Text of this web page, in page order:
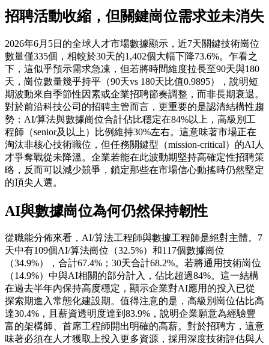
招聘活動收縮，但關鍵崗位需求並未消失
2026年6月5日的全球人才市場數據顯示，近7天關鍵技術崗位
數量僅335個，相較於30天的1,402個大幅下降73.6%。乍看之
下，這似乎預示需求急凍，但若將時間維度拉長至90天與180
天，崗位數量幾乎持平（90天vs 180天比值0.9895），說明短
期波動來自季節性因素或企業招聘節奏調整，而非長期衰退。
對於前沿科技公司的招聘主管而言，更重要的是認清結構性趨
勢：AI/算法與數據崗位合計佔比穩定在84%以上，高級別工
程師（senior及以上）比例維持30%左右。這意味著市場正在
淘汰非核心技術職位，但任務關鍵型（mission-critical）的AI人
才爭奪戰從未降溫。企業若能在此波動期堅持高確定性招聘策
略，反而可以減少競爭，鎖定那些在市場信心動搖時仍然堅定
的頂尖人選。
AI與數據崗位為何仍然保持韌性
從職能分佈來看，AI/算法工程師與數據工程師是絕對主體。7
天中有109個AI/算法崗位（32.5%）和117個數據崗位
（34.9%），合計67.4%；30天合計68.2%。若將通用技術崗位
（14.9%）中與AI相關的部分計入，佔比超過84%。這一結構
在過去半年內保持高度穩定，顯示企業對AI應用的投入已從
探索期進入常態化建設期。值得注意的是，高級別崗位佔比高
達30.4%，且薪資透明度達到83.9%，說明企業願意為經驗豐
富的架構師、首席工程師開出明確的高薪。對於招聘方，這意
味著必須在人才獲取上投入更多資源，採用深度技術評估與人